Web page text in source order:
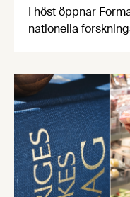
I höst öppnar
nationella
en
båda syftar till att
stärker Sveriges